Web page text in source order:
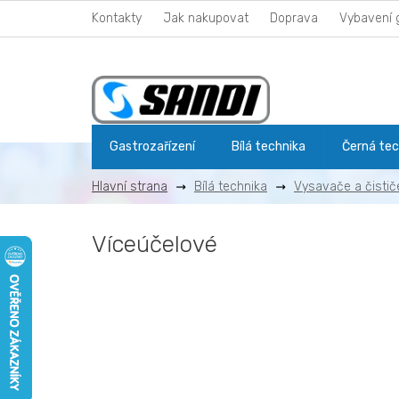
obsah
Kontakty Jak nakupovat Doprava Vybavení
Gastrozařízení Bílá technika Černá
Bílá technika Vysavače a
Víceúčelové